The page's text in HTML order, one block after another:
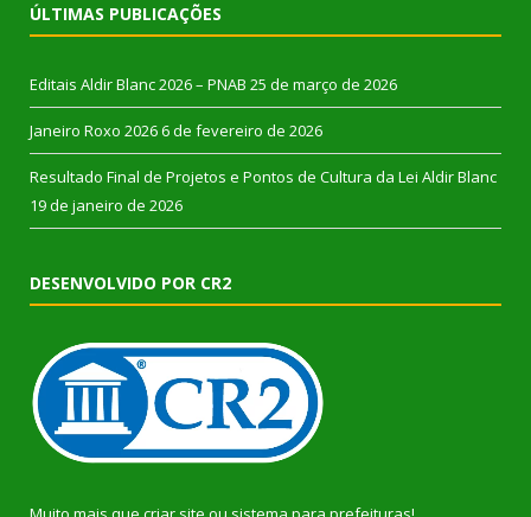
ÚLTIMAS PUBLICAÇÕES
Editais Aldir Blanc 2026 – PNAB 25 de março de 2026
Janeiro Roxo 2026 6 de fevereiro de 2026
Resultado Final de Projetos e Pontos de Cultura da Lei Aldir Blanc
19 de janeiro de 2026
DESENVOLVIDO POR CR2